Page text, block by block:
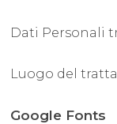
Dati Personali
Luogo del
Google Fonts